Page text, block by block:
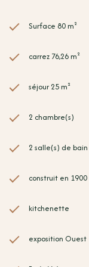
Surface 80 m²
carrez 76,26 m²
séjour 25 m²
2 chambre(s)
2 salle(s) de bain
construit en 1900
kitchenette
exposition Ouest